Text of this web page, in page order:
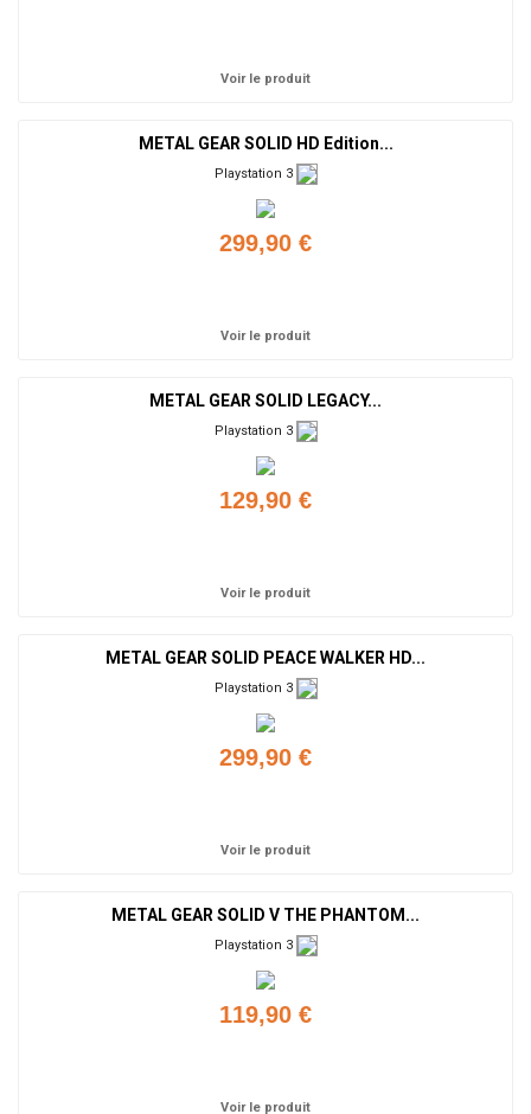
Voir le produit
METAL GEAR SOLID HD Edition...
Playstation 3
299,90 €
Voir le produit
METAL GEAR SOLID LEGACY...
Playstation 3
129,90 €
Voir le produit
METAL GEAR SOLID PEACE WALKER HD...
Playstation 3
299,90 €
Voir le produit
METAL GEAR SOLID V THE PHANTOM...
Playstation 3
119,90 €
Voir le produit